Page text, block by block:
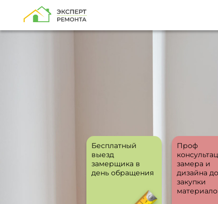
Бесплатный
выезд
замерщика в
день обращения
Проф
замера и
дизайна до
закупки